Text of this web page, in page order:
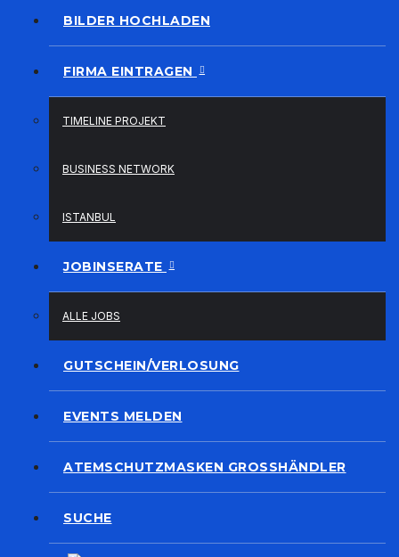
BILDER HOCHLADEN
FIRMA EINTRAGEN
TIMELINE PROJEKT
BUSINESS NETWORK
ISTANBUL
JOBINSERATE
ALLE JOBS
GUTSCHEIN/VERLOSUNG
EVENTS MELDEN
ATEMSCHUTZMASKEN GROSSHÄNDLER
SUCHE